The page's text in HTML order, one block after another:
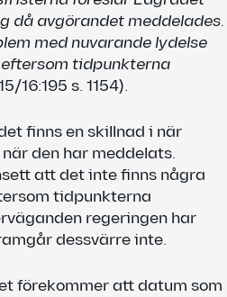
då avgörandet meddelades.
med nuvarande lydelse
tidpunkterna
16:195 s. 1154).
finns en skillnad i när
den har meddelats.
att det inte finns några
tidpunkterna
regeringen har
dessvärre inte.
förekommer att datum som